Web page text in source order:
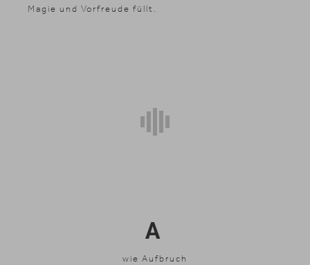
Magie und Vorfreude füllt.
A
wie Aufbruch